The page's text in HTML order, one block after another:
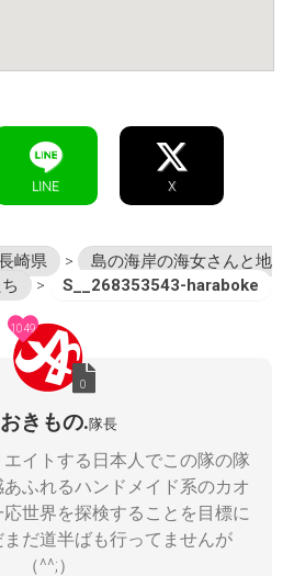
LINE X
崎県 >
島の海岸の海女さんと地
> S__268353543-haraboke
0
1049
きもの.隊長
イトする日本人でこの隊の隊
ふれるハンドメイド系のカオ
世界を探検することを目標に
だ道半ばも行ってませんが
（^^;）